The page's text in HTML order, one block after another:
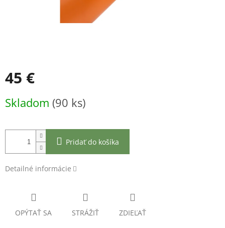
45 €
cena:
Skladom (90 ks)
Pridať do košíka
Detailné informácie
OPÝTAŤ SA STRÁŽIŤ ZDIEĽAŤ